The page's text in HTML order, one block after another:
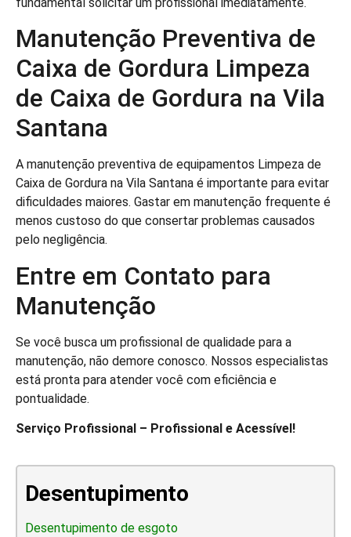
Manutenção Preventiva de
Caixa de Gordura Limpeza
de Caixa de Gordura na Vila
Santana
A manutenção preventiva de equipamentos Limpeza de
Caixa de Gordura na Vila Santana é importante para evitar
dificuldades maiores. Gastar em manutenção frequente é
menos custoso do que consertar problemas causados
pelo negligência.
Entre em Contato para
Manutenção
Se você busca um profissional de qualidade para a
manutenção, não demore conosco. Nossos especialistas
está pronta para atender você com eficiência e
pontualidade.
Serviço Profissional – Profissional e Acessível!
Desentupimento
Desentupimento de esgoto